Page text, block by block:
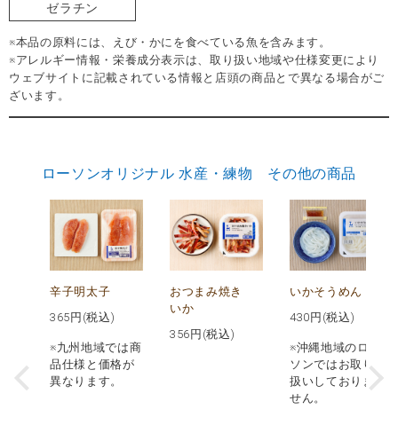
ゼラチン
※本品の原料には、えび・かにを食べている魚を含みます。
※アレルギー情報・栄養成分表示は、取り扱い地域や仕様変更により
ウェブサイトに記載されている情報と店頭の商品とで異なる場合がご
ざいます。
ローソンオリジナル 水産・練物 その他の商品
辛子明太子
365 円(税込)
※九州地域では商
品仕様と価格が
異なります。
おつまみ焼き
いか
356 円(税込)
いかそうめん
430 円(税込)
※沖縄地域のロー
ソンではお取り
扱いしておりま
せん。